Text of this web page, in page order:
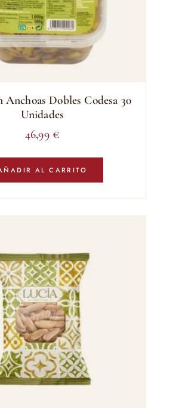
Anchoas Dobles Codesa 30
Unidades
46,99 €
AL CARRITO